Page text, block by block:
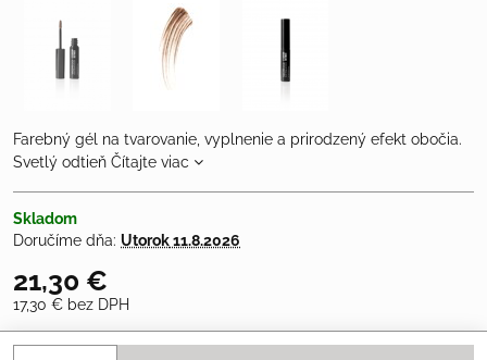
Farebný gél na tvarovanie, vyplnenie a prirodzený efekt obočia.
Svetlý odtieň Čítajte viac
Skladom
Doručíme dňa: Utorok11.8.2026
21,30 €
17,30 € bez DPH